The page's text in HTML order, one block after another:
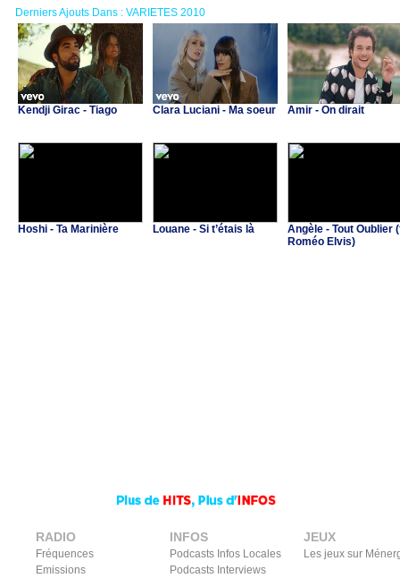
Derniers Ajouts Dans : VARIETES 2010
Kendji Girac - Tiago Clara Luciani - Ma soeur Amir - On dirait
Hoshi - Ta Marinière Louane - Si t’étais là
Angèle - Tout Oublier
Roméo Elvis)
RADIO
Fréquences
Emissions
INFOS
Podcasts Infos Locales
Podcasts Interviews
JEUX
Les jeux sur